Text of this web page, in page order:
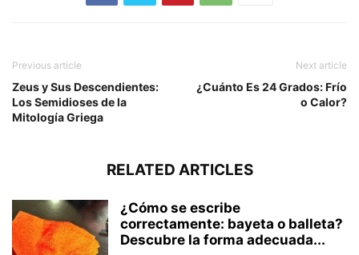
Previous article
Zeus y Sus Descendientes:
Los Semidioses de la
Mitología Griega
Next article
¿Cuánto Es 24 Grados: Frío
o Calor?
RELATED ARTICLES
¿Cómo se escribe
correctamente: bayeta o balleta?
Descubre la forma adecuada...